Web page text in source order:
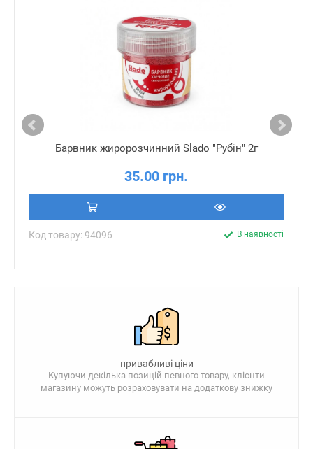
Барвник жиророзчинний Slado "Рубін" 2г
35.00 грн.
Код товару: 94096 В наявності
привабливі ціни
Купуючи декілька позицій певного товару, клієнти
магазину можуть розраховувати на додаткову знижку